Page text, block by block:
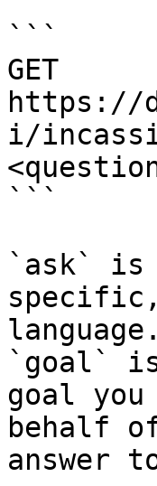
```
GET
https://
i/
```
`ask` is
language.
`goal`
goal
behalf
answer